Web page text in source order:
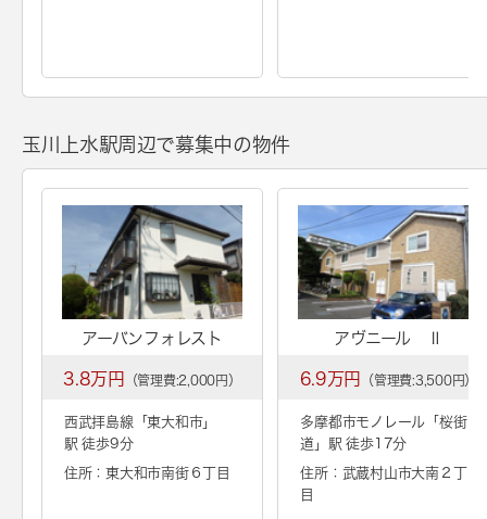
玉川上水駅周辺で募集中の物件
アーバンフォレスト
3.8万円 （管理費:2,000円）
西武拝島線「東大和市」
駅 徒歩9分
住所：東大和市南街６丁目
アヴニール Ⅱ
6.9万円 （管理費:3,500円）
多摩都市モノレール「 桜街
道 」駅 徒歩17分
住所：武蔵村山市大南２丁
目